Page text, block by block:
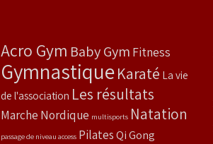
Acro Gym Baby Gym Fitness
GymnastiqueKaraté La vie
de l'association Les résultats
Marche Nordique multisports Natation
passage de niveau access PilatesQi Gong